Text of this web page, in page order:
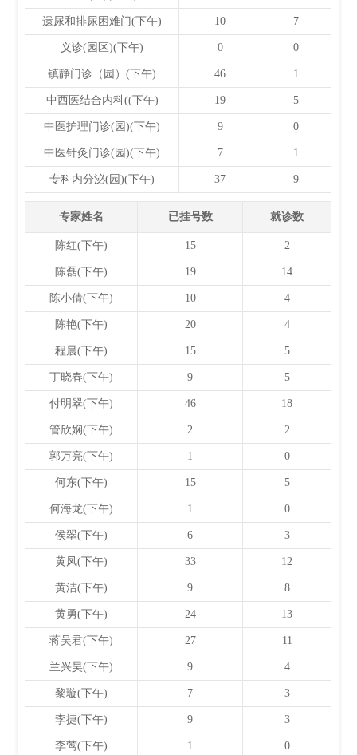
遗尿和排尿困难门(下午) 10 7
义诊(园区)(下午) 0 0
镇静门诊（园）(下午) 46 1
中西医结合内科((下午) 19 5
中医护理门诊(园)(下午) 9 0
中医针灸门诊(园)(下午) 7 1
专科内分泌(园)(下午) 37 9
专家姓名 已挂号数 就诊数
陈红(下午) 15 2
陈磊(下午) 19 14
陈小倩(下午) 10 4
陈艳(下午) 20 4
程晨(下午) 15 5
丁晓春(下午) 9 5
付明翠(下午) 46 18
管欣娴(下午) 2 2
郭万亮(下午) 1 0
何东(下午) 15 5
何海龙(下午) 1 0
侯翠(下午) 6 3
黄凤(下午) 33 12
黄洁(下午) 9 8
黄勇(下午) 24 13
蒋吴君(下午) 27 11
兰兴昊(下午) 9 4
黎璇(下午) 7 3
李捷(下午) 9 3
李莺(下午) 1 0